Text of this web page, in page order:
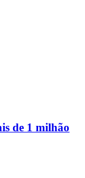
de 1 milhão